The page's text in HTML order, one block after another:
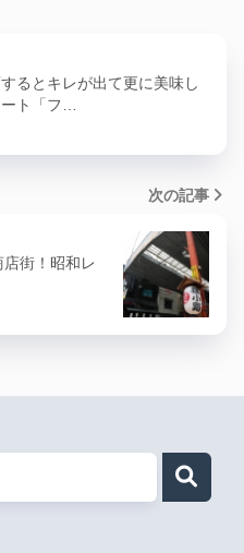
るとキレが出て更に美味し
ト「フ…
次の記事
街！昭和レ